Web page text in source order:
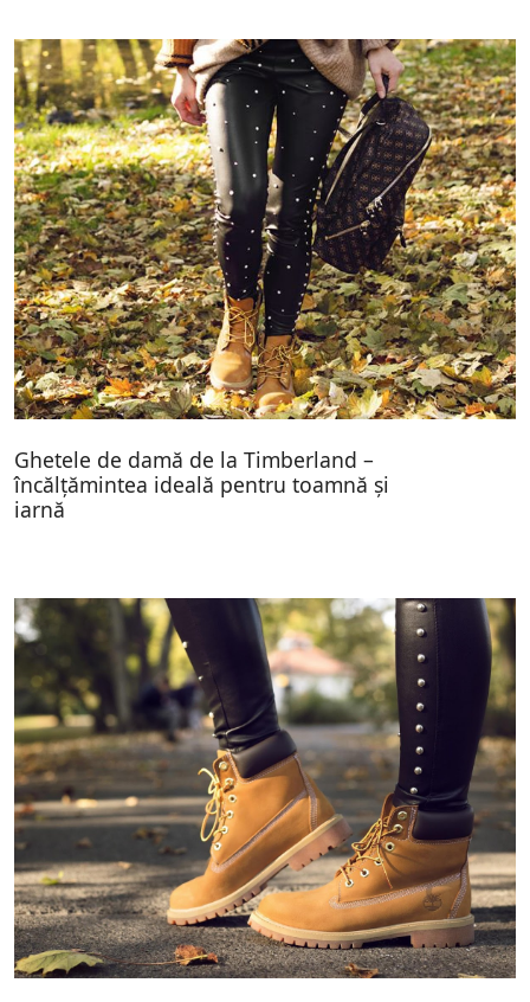
Ghetele de damă de la Timberland –
încălțămintea ideală pentru toamnă și
iarnă